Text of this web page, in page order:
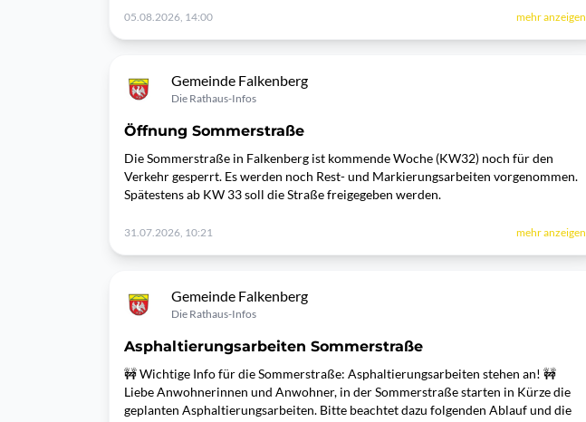
05.08.2026, 14:00 mehr anzeigen
Gemeinde Falkenberg
Die Rathaus-Infos
Öffnung Sommerstraße
Die Sommerstraße in Falkenberg ist kommende Woche (KW32) noch für den
Verkehr gesperrt. Es werden noch Rest- und Markierungsarbeiten vorgenommen.
Spätestens ab KW 33 soll die Straße freigegeben werden.
31.07.2026, 10:21 mehr anzeigen
Gemeinde Falkenberg
Die Rathaus-Infos
Asphaltierungsarbeiten Sommerstraße
🚧 Wichtige Info für die Sommerstraße: Asphaltierungsarbeiten stehen an! 🚧
Liebe Anwohnerinnen und Anwohner, in der Sommerstraße starten in Kürze die
geplanten Asphaltierungsarbeiten. Bitte beachtet dazu folgenden Ablauf und die